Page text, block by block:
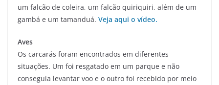
um falcão de coleira, um falcão quiriquiri, além de um
gambá e um tamanduá. Veja aqui o vídeo.
Aves
Os carcarás foram encontrados em diferentes
situações. Um foi resgatado em um parque e não
conseguia levantar voo e o outro foi recebido por meio